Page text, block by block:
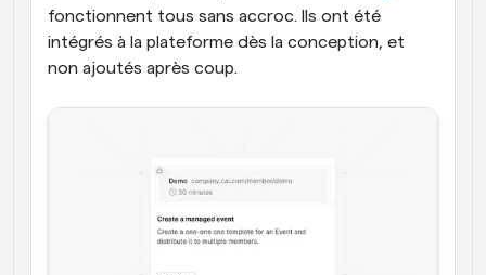
fonctionnent tous sans accroc. Ils ont été
intégrés à la plateforme dès la conception, et
non ajoutés après coup.